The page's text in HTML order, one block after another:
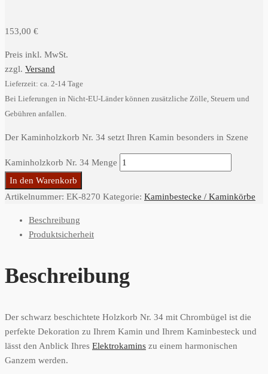
153,00 €
Preis inkl. MwSt.
zzgl. Versand
Lieferzeit: ca. 2-14 Tage
Bei Lieferungen in Nicht-EU-Länder können zusätzliche Zölle, Steuern und
Gebühren anfallen.
Der Kaminholzkorb Nr. 34 setzt Ihren Kamin besonders in Szene
Kaminholzkorb Nr. 34 Menge
In den Warenkorb
Artikelnummer: EK-8270 Kategorie: Kaminbestecke / Kaminkörbe
Beschreibung
Produktsicherheit
Beschreibung
Der schwarz beschichtete Holzkorb Nr. 34 mit Chrombügel ist die
perfekte Dekoration zu Ihrem Kamin und Ihrem Kaminbesteck und
lässt den Anblick Ihres Elektrokamins zu einem harmonischen
Ganzem werden.